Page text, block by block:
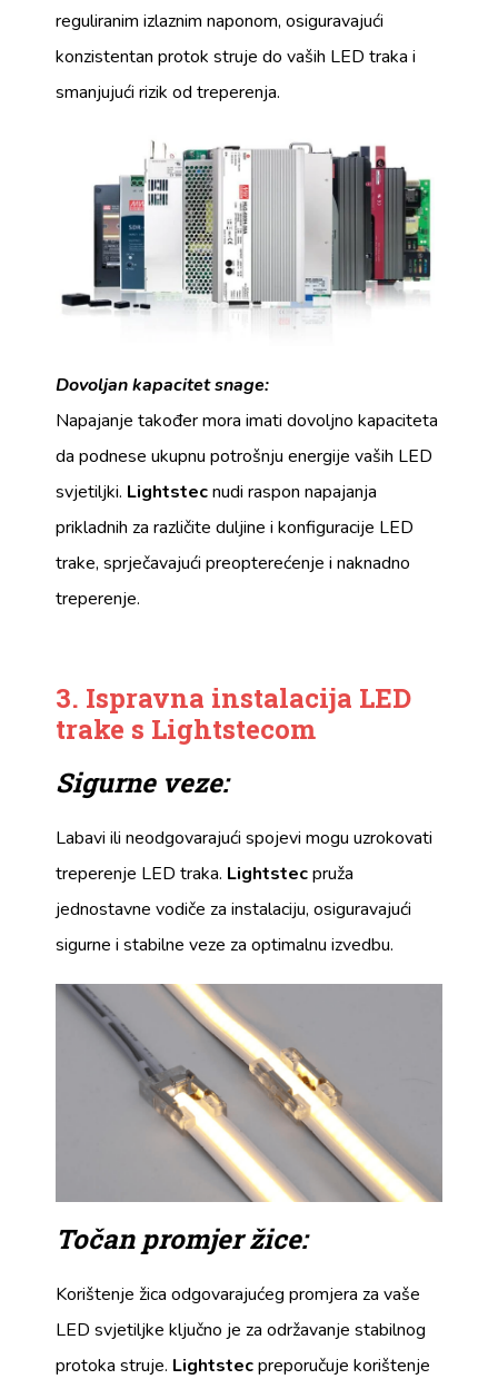
reguliranim izlaznim naponom, osiguravajući
konzistentan protok struje do vaših LED traka i
smanjujući rizik od treperenja.
Dovoljan kapacitet snage:
Napajanje također mora imati dovoljno kapaciteta
da podnese ukupnu potrošnju energije vaših LED
svjetiljki. Lightstecnudi raspon napajanja
prikladnih za različite duljine i konfiguracije LED
trake, sprječavajući preopterećenje i naknadno
treperenje.
3. Ispravna instalacija LED
trake s Lightstecom
Sigurne veze:
Labavi ili neodgovarajući spojevi mogu uzrokovati
treperenje LED traka. Lightstecpruža
jednostavne vodiče za instalaciju, osiguravajući
sigurne i stabilne veze za optimalnu izvedbu.
Točan promjer žice:
Korištenje žica odgovarajućeg promjera za vaše
LED svjetiljke ključno je za održavanje stabilnog
protoka struje. Lightstecpreporučuje korištenje